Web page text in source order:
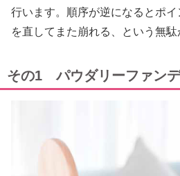
行います。順序が逆になるとポ
を直してまた崩れる、という無駄
その1 パウダリーファン